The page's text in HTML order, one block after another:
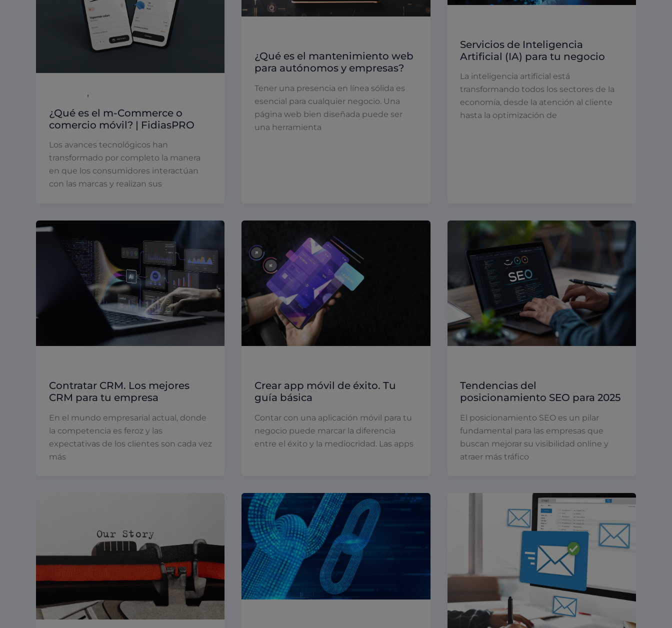
,
¿Qué es el m-Commerce o
comercio móvil? | FidiasPRO
Los avances tecnológicos han
transformado por completo la manera
en que los consumidores interactúan
con las marcas y realizan sus
¿Qué es el mantenimiento web
para autónomos y empresas?
Tener una presencia en línea sólida es
esencial para cualquier negocio. Una
página web bien diseñada puede ser
una herramienta
Servicios de Inteligencia
Artificial (IA) para tu negocio
La inteligencia artificial está
transformando todos los sectores de la
economía, desde la atención al cliente
hasta la optimización de
Contratar CRM. Los mejores
CRM para tu empresa
En el mundo empresarial actual, donde
la competencia es feroz y las
expectativas de los clientes son cada vez
más
Crear app móvil de éxito. Tu
guía básica
Contar con una aplicación móvil para tu
negocio puede marcar la diferencia
entre el éxito y la mediocridad. Las apps
Tendencias del
posicionamiento SEO para 2025
El posicionamiento SEO es un pilar
fundamental para las empresas que
buscan mejorar su visibilidad online y
atraer más tráfico